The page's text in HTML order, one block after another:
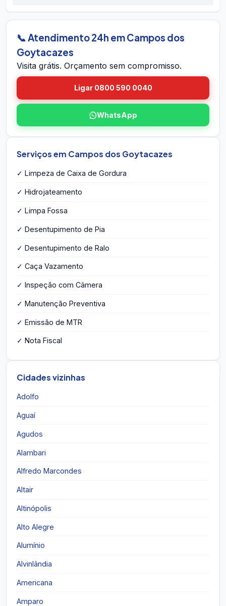
em Campos dos Goytacazes pelo site. A equipe
vai até você em Campos dos Goytacazes,
avalia a caixa, mede o volume, identifica
eventuais problemas estruturais e entrega o
orçamento por escrito na hora — sem
compromisso e sem taxa de visita.
📞 Atendimento 24h em Campos dos
Goytacazes
Visita grátis. Orçamento sem compromisso.
Ligar 0800 590 0040
WhatsApp
Serviços em Campos dos Goytacazes
✓ Limpeza de Caixa de Gordura
✓ Hidrojateamento
✓ Limpa Fossa
✓ Desentupimento de Pia
✓ Desentupimento de Ralo
✓ Caça Vazamento
✓ Inspeção com Câmera
✓ Manutenção Preventiva
✓ Emissão de MTR
✓ Nota Fiscal
Cidades vizinhas
Adolfo
Aguaí
Agudos
Alambari
Alfredo Marcondes
Altair
Altinópolis
Alto Alegre
Alumínio
Alvinlândia
Americana
Amparo